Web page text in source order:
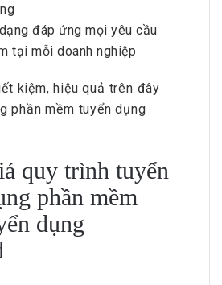
đáp ứng mọi yêu cầu
tại mỗi doanh nghiệp
kiệm, hiệu quả trên đây
phần mềm tuyển dụng
quy trình tuyển
phần mềm
dụng